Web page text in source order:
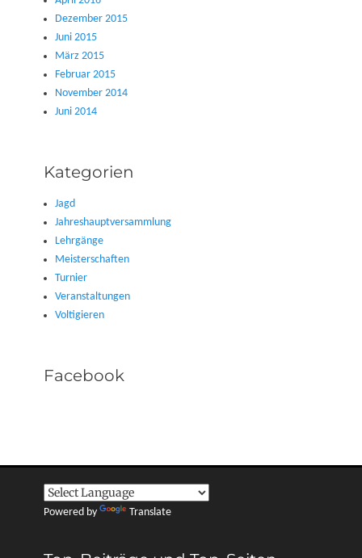
Dezember 2015
Juni 2015
März 2015
Februar 2015
November 2014
Juni 2014
Kategorien
Jagd
Jahreshauptversammlung
Lehrgänge
Meisterschaften
Turnier
Veranstaltungen
Voltigieren
Facebook
Powered by Translate